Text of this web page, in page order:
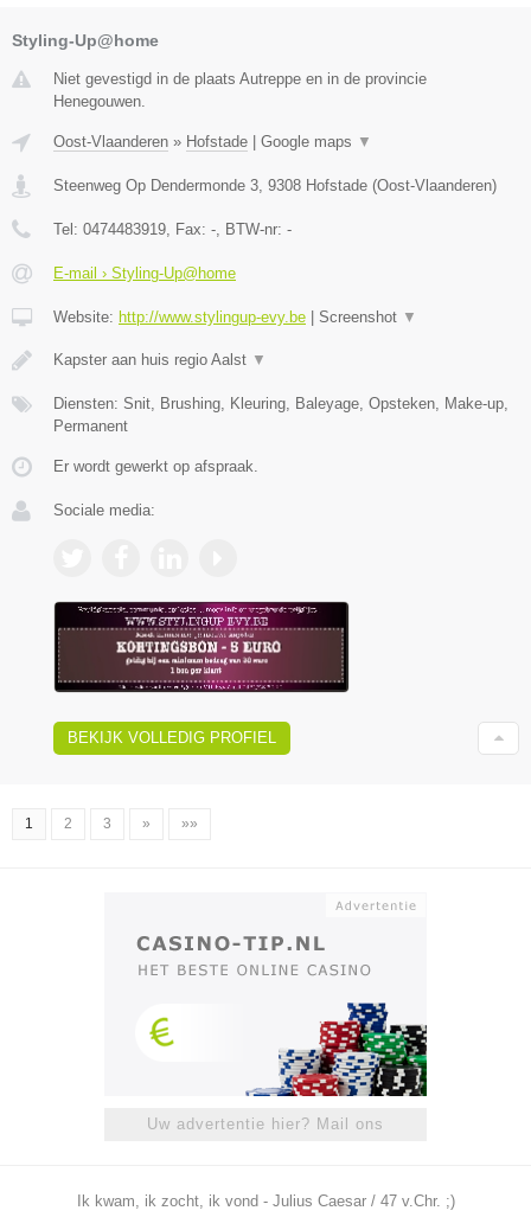
Styling-Up@home
Niet gevestigd in de plaats Autreppe en in de provincie
Henegouwen.
Oost-Vlaanderen » Hofstade Google maps ▼
Steenweg Op Dendermonde 3, 9308 Hofstade (Oost-Vlaanderen)
Tel: 0474483919, Fax: -, BTW-nr: -
E-mail › Styling-Up@home
Website: http://www.stylingup-evy.be Screenshot ▼
Kapster aan huis regio Aalst ▼
Diensten: Snit, Brushing, Kleuring, Baleyage, Opsteken, Make-up,
Permanent
Er wordt gewerkt op afspraak.
Sociale media:
BEKIJK VOLLEDIG PROFIEL
1 2 3 » »»
Uw advertentie hier? Mail ons
Ik kwam, ik zocht, ik vond - Julius Caesar / 47 v.Chr. ;)